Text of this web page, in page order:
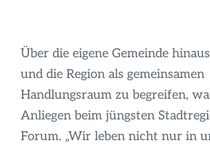
Über die eigene Gemeinde
und die Region als gemeinsamen
Handlungsraum zu begreifen,
Anliegen beim jüngsten
Forum. „Wir leben nicht nur in